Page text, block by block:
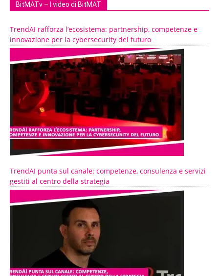
BitMATv – I video di BitMAT
TrendAI rafforza l’ecosistema: partnership, competenze e
innovazione per la cybersecurity del futuro
TrendAI punta sul canale: competenze, consulenza e servizi
gestiti al centro della strategia